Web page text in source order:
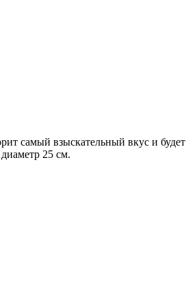
самый взыскательный вкус и будет
25 см.